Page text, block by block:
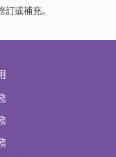
或補充。